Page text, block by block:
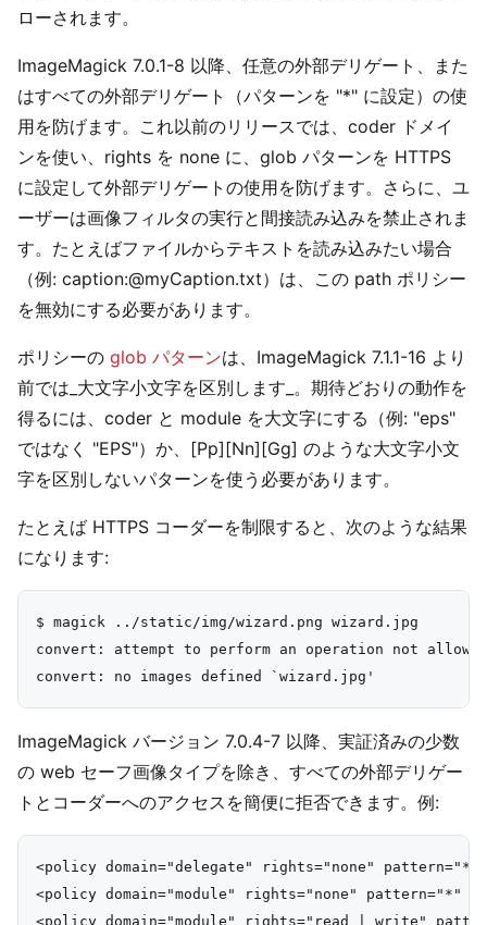
ローされます。
ImageMagick 7.0.1-8 以降、任意の外部デリゲート、また
はすべての外部デリゲート（パターンを "*" に設定）の使
用を防げます。これ以前のリリースでは、coder ドメイ
ンを使い、rights を none に、glob パターンを HTTPS
に設定して外部デリゲートの使用を防げます。さらに、ユ
ーザーは画像フィルタの実行と間接読み込みを禁止されま
す。たとえばファイルからテキストを読み込みたい場合
（例: caption:@myCaption.txt）は、この path ポリシー
を無効にする必要があります。
ポリシーの glob パターンは、ImageMagick 7.1.1-16 より
前では_大文字小文字を区別します_。期待どおりの動作を
得るには、coder と module を大文字にする（例: "eps"
ではなく "EPS"）か、[Pp][Nn][Gg] のような大文字小文
字を区別しないパターンを使う必要があります。
たとえば HTTPS コーダーを制限すると、次のような結果
になります:
$ magick ../static/img/wizard.png wizard.jpg
convert: attempt to perform an operation not
ImageMagick バージョン 7.0.4-7 以降、実証済みの少数
の web セーフ画像タイプを除き、すべての外部デリゲー
トとコーダーへのアクセスを簡便に拒否できます。例:
<policy domain="delegate" rights="none" pattern="*"
<policy domain="module" rights="none" pattern="*" />